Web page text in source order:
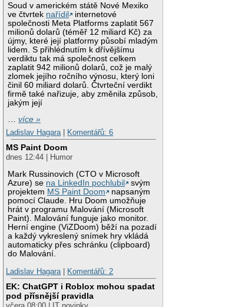
Soud v americkém státě Nové Mexiko
ve čtvrtek nařídil
internetové
společnosti Meta Platforms zaplatit 567
milionů dolarů (téměř 12 miliard Kč) za
újmy, které její platformy působí mladým
lidem. S přihlédnutím k dřívějšímu
verdiktu tak má společnost celkem
zaplatit 942 milionů dolarů, což je malý
zlomek jejího ročního výnosu, který loni
činil 60 miliard dolarů. Čtvrteční verdikt
firmě také nařizuje, aby změnila způsob,
jakým její
…více »
Ladislav Hagara
Komentářů: 6
MS Paint Doom
dnes 12:44 | Humor
Mark Russinovich (CTO v Microsoft
Azure) se na LinkedIn pochlubil
svým
projektem MS Paint Doom
napsaným
pomocí Claude. Hru Doom umožňuje
hrát v programu Malování (Microsoft
Paint). Malování funguje jako monitor.
Herní engine (ViZDoom) běží na pozadí
a každý vykreslený snímek hry vkládá
automaticky přes schránku (clipboard)
do Malování.
Ladislav Hagara
Komentářů: 2
EK: ChatGPT i Roblox mohou spadat
pod přísnější pravidla